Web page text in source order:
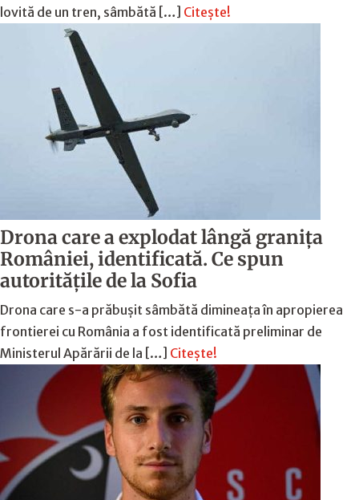
lovită de un tren, sâmbătă […] Citește!
Drona care a explodat lângă granița
României, identificată. Ce spun
autoritățile de la Sofia
Drona care s-a prăbușit sâmbătă dimineața în apropierea
frontierei cu România a fost identificată preliminar de
Ministerul Apărării de la […] Citește!